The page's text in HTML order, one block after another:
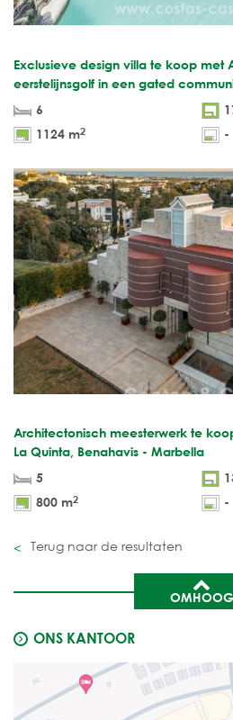
Exclusieve design villa te koop met
eerstelijnsgolf in een gated
6
1124 m2 -
Architectonisch meesterwerk te
La Quinta, Benahavis - Marbella
5
800 m2 -
Terug naar de resultaten
OMHOOG
ONS KANTOOR